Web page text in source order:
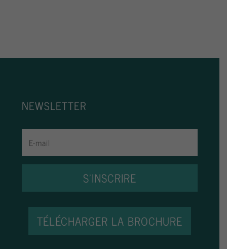
NEWSLETTER
S'INSCRIRE
TÉLÉCHARGER LA BROCHURE